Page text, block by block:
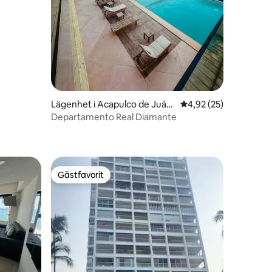
Lägenhet i Acapulco de Juáre
z
4,92 av 5 i
4,92 (25)
Departamento Real Diamante
Gästfavorit
Gästfavorit